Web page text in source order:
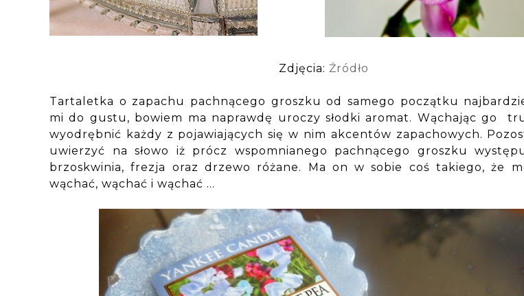
Zdjęcia: Źródło
Tartaletka o zapachu pachnącego groszku od samego początku
mi do gustu, bowiem ma naprawdę uroczy słodki aromat. Wąchając go
wyodrębnić każdy z pojawiających się w nim akcentów zapachowych.
uwierzyć na słowo iż prócz wspomnianego pachnącego groszku
brzoskwinia, frezja oraz drzewo różane. Ma on w sobie coś takiego, że
wąchać, wąchać i wąchać ...